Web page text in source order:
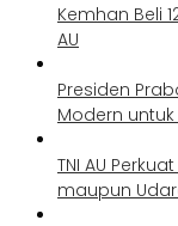
Kemhan Beli
AU
Presiden
Modern
TNI AU
maupun